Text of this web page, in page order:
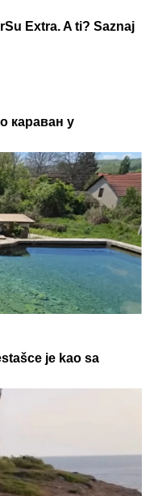
nego što stigne na
paketa ALTA